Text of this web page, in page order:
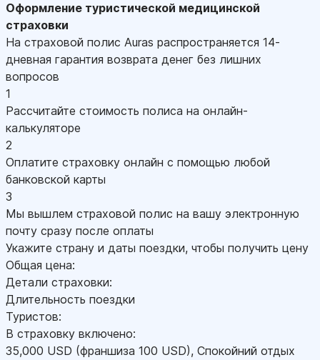
Оформление туристической медицинской
страховки
На страховой полис Auras распространяется 14-
дневная гарантия возврата денег без лишних
вопросов
1
Рассчитайте стоимость полиса на онлайн-
калькуляторе
2
Оплатите страховку онлайн с помощью любой
банковской карты
3
Мы вышлем страховой полис на вашу электронную
почту сразу после оплаты
Укажите страну и даты поездки, чтобы получить цену
Общая цена:
Детали страховки:
Длительность поездки
Туристов:
В страховку включено:
35,000 USD (франшиза 100 USD), Спокойний отдых